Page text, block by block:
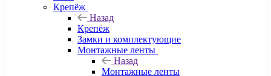
Крепёж
Назад
Крепёж
Замки и комплектующие
Монтажные ленты
Назад
Монтажные ленты